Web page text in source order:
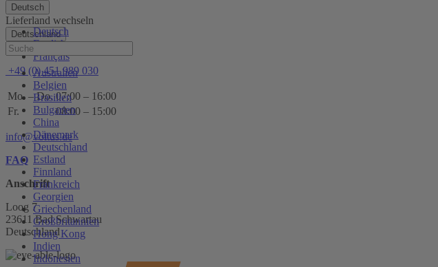
Deutsch
Deutsch
English
Français
Lieferland wechseln
Deutschland
Australien
Belgien
Brasilien
Bulgarien
China
Dänemark
Deutschland
Estland
Finnland
Frankreich
Georgien
Griechenland
Großbritannien
Hong Kong
Indien
Indonesien
Hilfe
+49 (0) 451 989 030
Mo. – Do. 07:00 – 16:00
Fr.
08:00 – 15:00
info@voltus.de
FAQ
Anschrift
Loog 7
23611 Bad Schwartau
Deutschland